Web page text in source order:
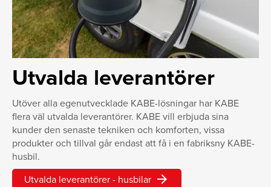
Utvalda leverantörer
Utöver alla egenutvecklade KABE-lösningar har KABE
flera väl utvalda leverantörer. KABE vill erbjuda sina
kunder den senaste tekniken och komforten, vissa
produkter och tillval går endast att få i en fabriksny KABE-
husbil.
Utvalda leverantörer - husbilar arrow_forward